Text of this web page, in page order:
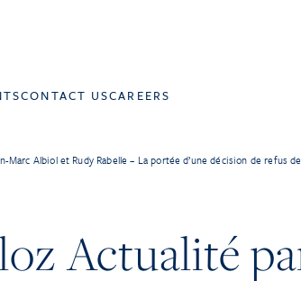
CONTACT USCAREERS
Marc Albiol et Rudy Rabelle – La portée d’une décision de refus
Actualité